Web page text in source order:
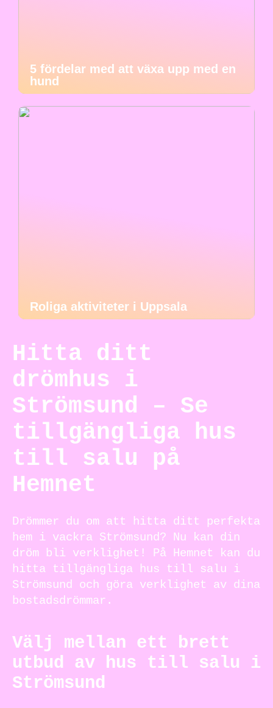
5 fördelar med att växa upp med en
hund
Roliga aktiviteter i Uppsala
Hitta ditt
drömhus i
Strömsund – Se
tillgängliga hus
till salu på
Hemnet
Drömmer du om att hitta ditt perfekta
hem i vackra Strömsund? Nu kan din
dröm bli verklighet! På Hemnet kan du
hitta tillgängliga hus till salu i
Strömsund och göra verklighet av dina
bostadsdrömmar.
Välj mellan ett brett
utbud av hus till salu i
Strömsund